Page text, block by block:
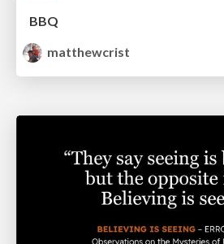
BBQ
matthewcrist